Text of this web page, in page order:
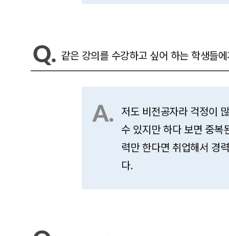
같은 강의를 수강하고 싶어 하는 학생들
저도 비전공자라 걱정이
수 있지만 하다 보면 중복
력만 한다면 취업해서 경
다.